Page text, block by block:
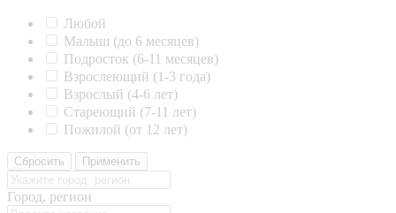
Любой
Малыш (до 6 месяцев)
Подросток (6-11 месяцев)
Взрослеющий (1-3 года)
Взрослый (4-6 лет)
Стареющий (7-11 лет)
Пожилой (от 12 лет)
Сбросить Применить
Город, регион